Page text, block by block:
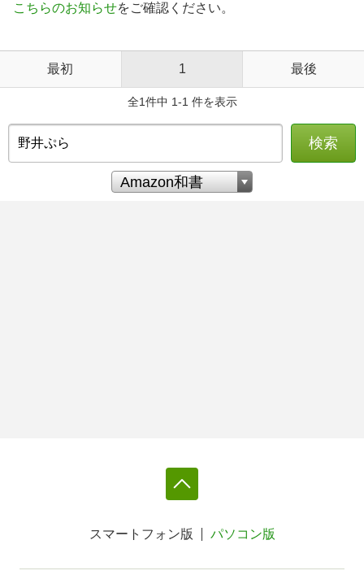
こちらのお知らせをご確認ください。
最初 1 最後
全1件中 1-1 件を表示
検索
スマートフォン版 パソコン版